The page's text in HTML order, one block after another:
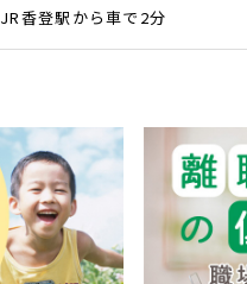
JR香登駅から車で2分